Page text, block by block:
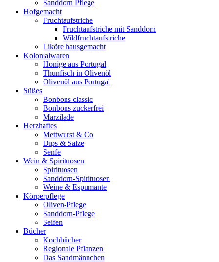
Sanddorn Pflege
Hofgemacht
Fruchtaufstriche
Fruchtaufstriche mit Sanddorn
Wildfruchtaufstriche
Liköre hausgemacht
Kolonialwaren
Honige aus Portugal
Thunfisch in Olivenöl
Olivenöl aus Portugal
Süßes
Bonbons classic
Bonbons zuckerfrei
Marzilade
Herzhaftes
Mettwurst & Co
Dips & Salze
Senfe
Wein & Spirituosen
Spirituosen
Sanddorn-Spirituosen
Weine & Espumante
Körperpflege
Oliven-Pflege
Sanddorn-Pflege
Seifen
Bücher
Kochbücher
Regionale Pflanzen
Das Sandmännchen